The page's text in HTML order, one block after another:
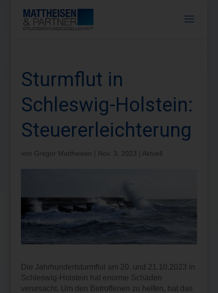
Sturmflut in
Schleswig-Holstein:
Steuererleichterung
von Gregor Mattheisen Nov. 3, 2023 Aktuell
Die Jahrhundertsturmflut am 20. und 21.10.2023 in
Schleswig-Holstein hat enorme Schäden
verursacht. Um den Betroffenen zu helfen, hat das